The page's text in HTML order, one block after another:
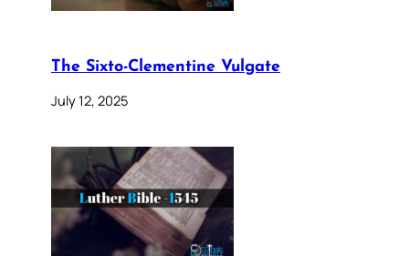
The Sixto-Clementine Vulgate
July 12, 2025